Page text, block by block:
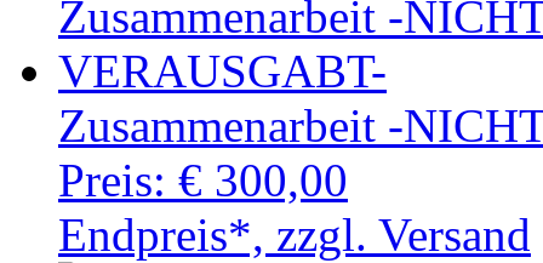
Zusammenarbeit -
Preis: € 300,00
Endpreis*, zzgl. Versand